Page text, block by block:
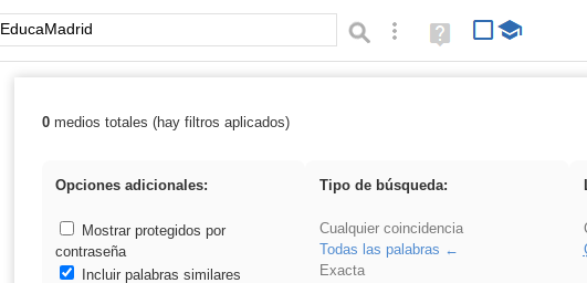
Palabra o frase: Búsqueda avanzada
Ayuda
(en
Resultados de: EducaMadrid
0medios totales (hay filtros aplicados)
Opciones adicionales:
Mostrar protegidos por
contraseña
Incluir palabras similares
Tipo de búsqueda:
Cualquier coincidencia
Todas las palabras
Exacta